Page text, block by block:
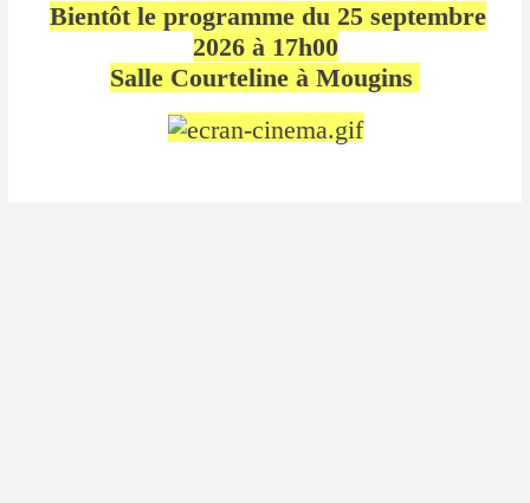
Bientôt le programme du 25 septembre
2026 à 17h00
Salle Courteline à Mougins